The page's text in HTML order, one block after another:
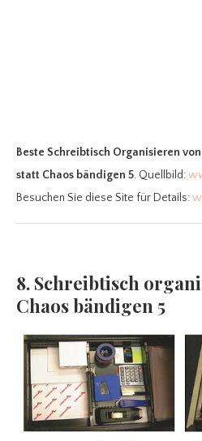
Beste Schreibtisch Organisieren
statt Chaos bändigen 5. Quellbild:
Besuchen Sie diese Site für Details:
8. Schreibtisch
Chaos bändigen 5